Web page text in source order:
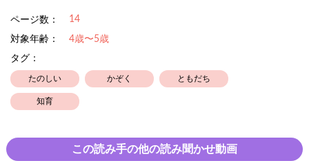
ページ数： 14
対象年齢：
4歳〜5歳
タグ：
たのしい かぞく ともだち
知育
この読み手の他の読み聞かせ動画